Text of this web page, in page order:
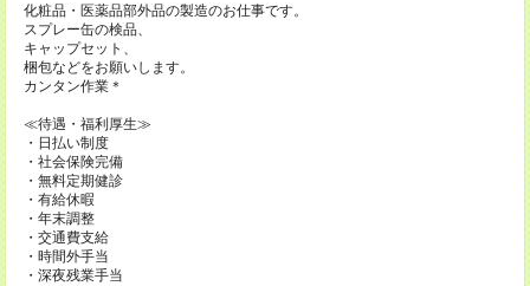
化粧品・医薬品部外品の製造のお仕事です。
スプレー缶の検品、
キャップセット、
梱包などをお願いします。
カンタン作業＊
≪待遇・福利厚生≫
・日払い制度
・社会保険完備
・無料定期健診
・有給休暇
・年末調整
・交通費支給
・時間外手当
・深夜残業手当